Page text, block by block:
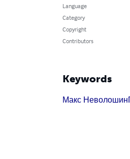
Language
Category
Copyright
Contributors
Keywords
Макс Неволошин